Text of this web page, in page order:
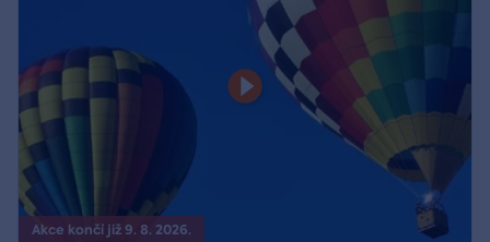
Akce končí již 9. 8. 2026.